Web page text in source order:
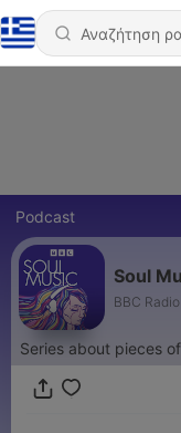
Podcast
Soul
BBC
Series about pieces